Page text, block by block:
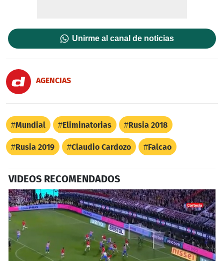
Unirme al canal de noticias
AGENCIAS
Mundial Eliminatorias Rusia 2018
Rusia 2019 Claudio Cardozo Falcao
VIDEOS RECOMENDADOS